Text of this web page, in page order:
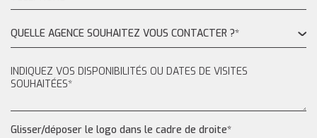
QUELLE AGENCE SOUHAITEZ VOUS CONTACTER ?*
Glisser/déposer le logo dans le cadre de droite*